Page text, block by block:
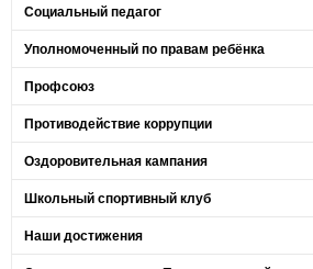
Социальный педагог
Уполномоченный по правам ребёнка
Профсоюз
Противодействие коррупции
Оздоровительная кампания
Школьный спортивный клуб
Наши достижения